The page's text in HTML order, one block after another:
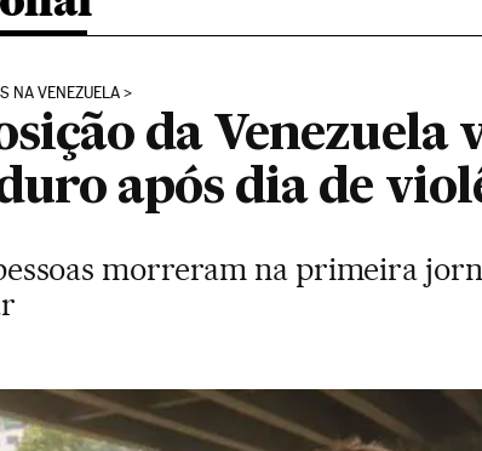
NA VENEZUELA
da Venezuela
após dia de
morreram na primeira